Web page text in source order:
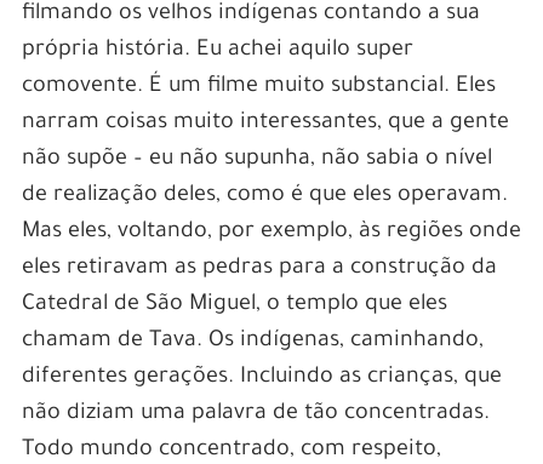
filmando os velhos indígenas contando a sua
própria história. Eu achei aquilo super
comovente. É um filme muito substancial. Eles
narram coisas muito interessantes, que a gente
não supõe – eu não supunha, não sabia o nível
de realização deles, como é que eles operavam.
Mas eles, voltando, por exemplo, às regiões onde
eles retiravam as pedras para a construção da
Catedral de São Miguel, o templo que eles
chamam de Tava. Os indígenas, caminhando,
diferentes gerações. Incluindo as crianças, que
não diziam uma palavra de tão concentradas.
Todo mundo concentrado, com respeito,